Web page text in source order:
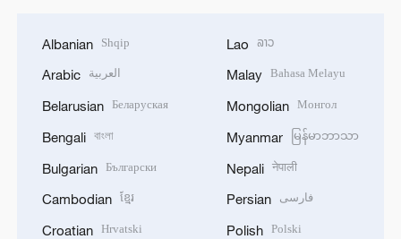
Albanian Shqip
Arabic العربية
Belarusian Беларуская
Bengali বাংলা
Bulgarian Български
Cambodian ខ្មែរ
Croatian Hrvatski
Lao ລາວ
Malay Bahasa Melayu
Mongolian Монгол
Myanmar မြန်မာဘာသာ
Nepali नेपाली
Persian فارسی
Polish Polski